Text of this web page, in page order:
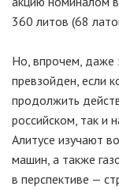
360 литов (68
Но, впрочем, даже
превзойден, если
продолжить
российском, так и
Алитусе изучают
машин, а также
в перспективе —